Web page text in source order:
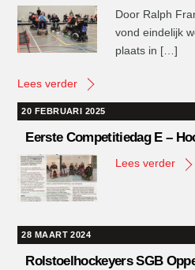
Door Ralph
vond eindelijk
plaats in […]
Lees verder
20 FEBRUARI 2025
Eerste Competitiedag E –
Lees verder
28 MAART 2024
Rolstoelhockeyers SGB